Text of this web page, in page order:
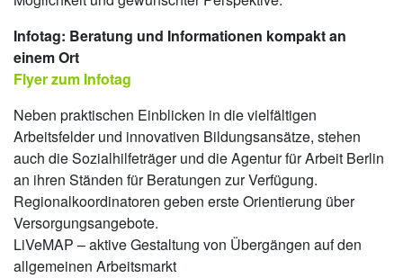
Infotag: Beratung und Informationen kompakt an
einem Ort
Flyer zum Infotag
Neben praktischen Einblicken in die vielfältigen
Arbeitsfelder und innovativen Bildungsansätze, stehen
auch die Sozialhilfeträger und die Agentur für Arbeit Berlin
an ihren Ständen für Beratungen zur Verfügung.
Regionalkoordinatoren geben erste Orientierung über
Versorgungsangebote.
LiVeMAP – aktive Gestaltung von Übergängen auf den
allgemeinen Arbeitsmarkt